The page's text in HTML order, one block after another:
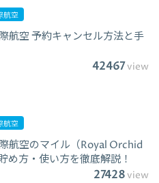
航空
航空 予約キャンセル方法と手
42467view
航空
航空のマイル（Royal Orchid
め方・使い方を徹底解説！
27428view